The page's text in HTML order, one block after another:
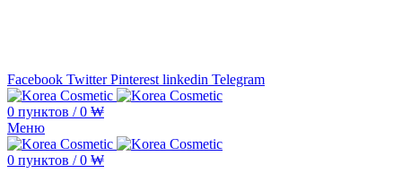
Facebook Twitter Pinterest linkedin Telegram
0 пунктов / 0 ₩
Меню
0 пунктов / 0 ₩